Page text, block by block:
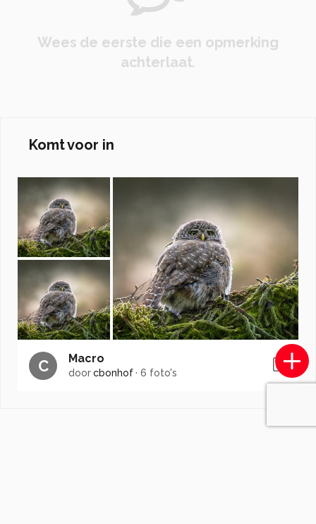
Wees de eerste die een opmerking
achterlaat.
Komt voor in
C Macro
doorcbonhof·6 foto's